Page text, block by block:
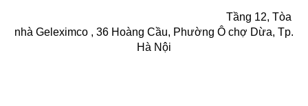
Tầng 12, Tòa
nhà Geleximco , 36 Hoàng Cầu, Phường Ô chợ Dừa, Tp.
Hà Nội